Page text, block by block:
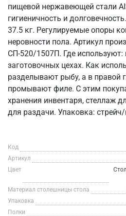
пищевой нержавеющей стали
гигиеничность и
37.5 кг. Регулируемые опоры
неровности пола. Артикул
СП-520/1507П. Где используют:
заготовочных цехах. Как
разделывают рыбу, а в правой
промывают филе. С этим
хранения инвентаря, стеллаж
для раздачи. Упаковка: стрейч/
Код
Артикул
Цвет
Материал столешницы стола
Упаковка
Полки